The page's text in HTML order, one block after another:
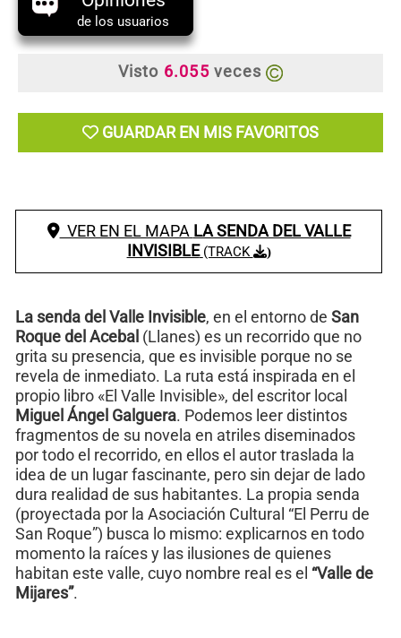
de los usuarios
Visto 6.055 veces
GUARDAR EN MIS FAVORITOS
VER EN EL MAPA LA SENDA DEL VALLE
INVISIBLE (TRACK )
La senda del Valle Invisible, en el entorno de San
Roque del Acebal (Llanes) es un recorrido que no
grita su presencia, que es invisible porque no se
revela de inmediato. La ruta está inspirada en el
propio libro «El Valle Invisible», del escritor local
Miguel Ángel Galguera. Podemos leer distintos
fragmentos de su novela en atriles diseminados
por todo el recorrido, en ellos el autor traslada la
idea de un lugar fascinante, pero sin dejar de lado
dura realidad de sus habitantes. La propia senda
(proyectada por la Asociación Cultural “El Perru de
San Roque”) busca lo mismo: explicarnos en todo
momento la raíces y las ilusiones de quienes
habitan este valle, cuyo nombre real es el “Valle de
Mijares”.